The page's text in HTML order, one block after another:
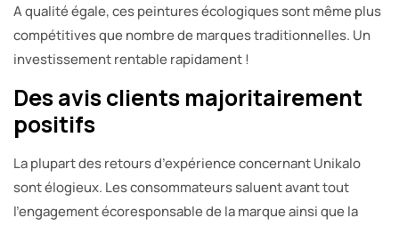
A qualité égale, ces peintures écologiques sont même plus
compétitives que nombre de marques traditionnelles. Un
investissement rentable rapidament !
Des avis clients majoritairement
positifs
La plupart des retours d’expérience concernant Unikalo
sont élogieux. Les consommateurs saluent avant tout
l’engagement écoresponsable de la marque ainsi que la